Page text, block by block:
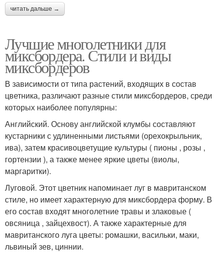
читать дальше →
Лучшие многолетники для
миксбордера. Стили и виды
миксбордеров
В зависимости от типа растений, входящих в состав
цветника, различают разные стили миксбордеров, среди
которых наиболее популярны:
Английский. Основу английской клумбы составляют
кустарники с удлиненными листьями (орехокрыльник,
ива), затем красивоцветущие культуры ( пионы , розы ,
гортензии ), а также менее яркие цветы (виолы,
маргаритки).
Луговой. Этот цветник напоминает луг в мавританском
стиле, но имеет характерную для миксбордера форму. В
его состав входят многолетние травы и злаковые (
овсяница , зайцехвост). А также характерные для
мавританского луга цветы: ромашки, васильки, маки,
львиный зев, циннии.